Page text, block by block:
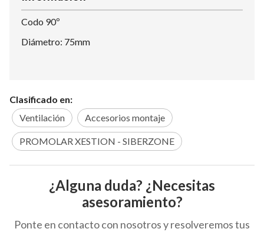
Codo 90º
Diámetro: 75mm
Clasificado en:
Ventilación
Accesorios montaje
PROMOLAR XESTION - SIBERZONE
¿Alguna duda? ¿Necesitas
asesoramiento?
Ponte en contacto con nosotros y resolveremos tus